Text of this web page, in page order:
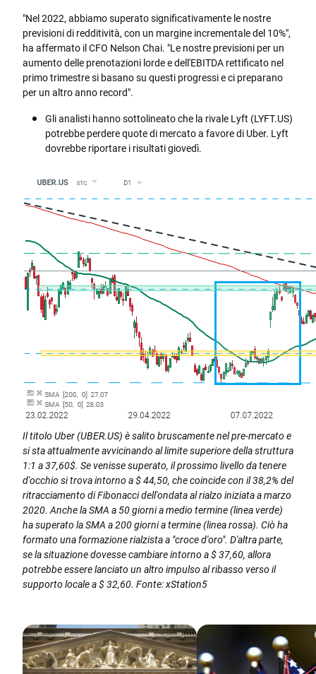
"Nel 2022, abbiamo superato significativamente le nostre
previsioni di redditività, con un margine incrementale del 10%",
ha affermato il CFO Nelson Chai. "Le nostre previsioni per un
aumento delle prenotazioni lorde e dell'EBITDA rettificato nel
primo trimestre si basano su questi progressi e ci preparano
per un altro anno record".
Gli analisti hanno sottolineato che la rivale Lyft (LYFT.US)
potrebbe perdere quote di mercato a favore di Uber. Lyft
dovrebbe riportare i risultati giovedì.
Il titolo Uber (UBER.US) è salito bruscamente nel pre-mercato e
si sta attualmente avvicinando al limite superiore della struttura
1:1 a 37,60$. Se venisse superato, il prossimo livello da tenere
d'occhio si trova intorno a $ 44,50, che coincide con il 38,2% del
ritracciamento di Fibonacci dell'ondata al rialzo iniziata a marzo
2020. Anche la SMA a 50 giorni a medio termine (linea verde)
ha superato la SMA a 200 giorni a termine (linea rossa). Ciò ha
formato una formazione rialzista a "croce d'oro". D'altra parte,
se la situazione dovesse cambiare intorno a $ 37,60, allora
potrebbe essere lanciato un altro impulso al ribasso verso il
supporto locale a $ 32,60. Fonte: xStation5